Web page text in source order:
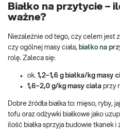
Białko na przytycie –
ważne?
Niezależnie od tego, czy celem jest
czy ogólnej masy ciała, białko na
rolę. Zaleca się:
ok. 1,2–1,6 g białka/kg masy
1,6–2,0 g/kg masy ciała przy
Dobre źródła białka to: mięso, ryby,
tofu oraz odżywki białkowe jako
ilość białka sprzyja budowie tkanek i